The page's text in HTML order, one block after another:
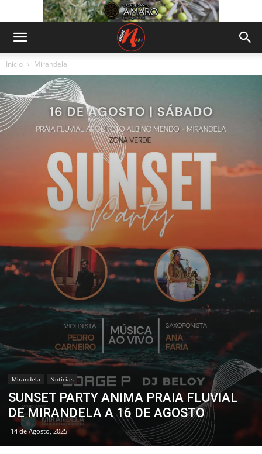
Início Mirandela
Mirandela Notícias
SUNSET PARTY ANIMA PRAIA FLUVIAL
DE MIRANDELA A 16 DE AGOSTO
14 de Agosto, 2025